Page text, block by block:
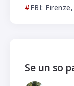
FBI:
Se un so